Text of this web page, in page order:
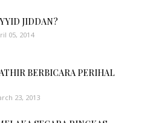
JIDDAN?
05, 2014
BERBICARA PERIHAL
23, 2013